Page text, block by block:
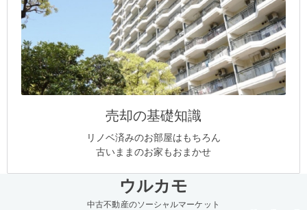
売却の基礎知識
リノベ済みのお部屋はもちろん
古いままのお家もおまかせ
ウルカモ
中古不動産のソーシャルマーケット